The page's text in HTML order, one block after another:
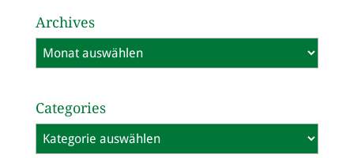
Archives
Archives
Categories
Categories